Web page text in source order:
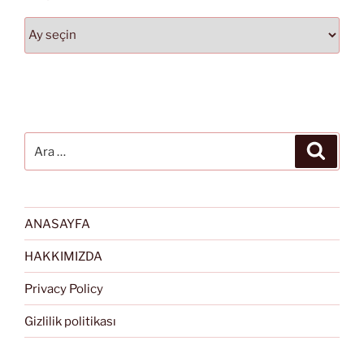
Arşivler
ANASAYFA
HAKKIMIZDA
Privacy Policy
Gizlilik politikası